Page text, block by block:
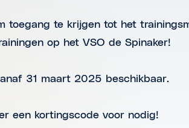
toegang te krijgen tot het
op het VSO de Spinaker!
31 maart 2025 beschikbaar.
een kortingscode voor nodig!